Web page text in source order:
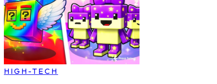
HIGH-TECH